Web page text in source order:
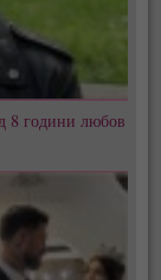
8 години любов